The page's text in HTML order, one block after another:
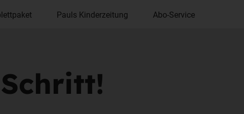
Pauls Kinderzeitung Abo-Service